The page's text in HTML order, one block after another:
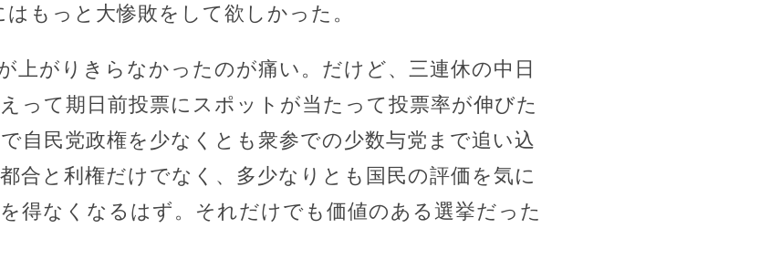
もっと大惨敗をして欲しかった。
上がりきらなかったのが痛い。だけど、三連休の中日
って期日前投票にスポットが当たって投票率が伸びた
自民党政権を少なくとも衆参での少数与党まで追い込
合と利権だけでなく、多少なりとも国民の評価を気に
得なくなるはず。それだけでも価値のある選挙だった